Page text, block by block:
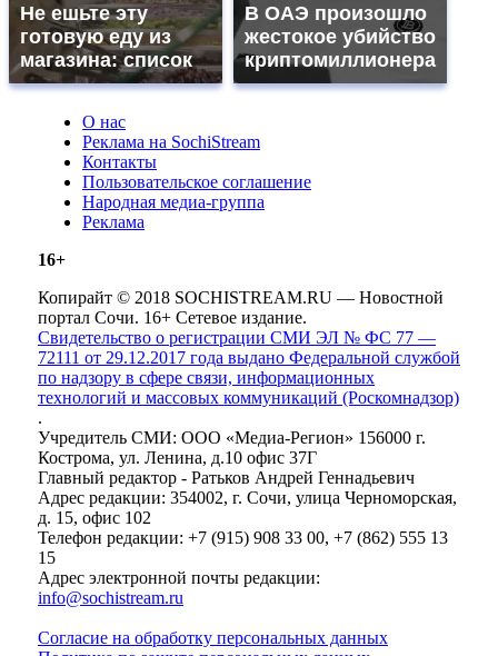
Не ешьте эту
готовую еду из
магазина: список
В ОАЭ произошло
жестокое убийство
криптомиллионера
О нас
Реклама на SochiStream
Контакты
Пользовательское соглашение
Народная медиа-группа
Реклама
16+
Копирайт © 2018 SOCHISTREAM.RU — Новостной
портал Сочи. 16+ Сетевое издание.
Свидетельство о регистрации СМИ ЭЛ № ФС 77 —
72111 от 29.12.2017 года выдано Федеральной службой
по надзору в сфере связи, информационных
технологий и массовых коммуникаций (Роскомнадзор)
.
Учредитель СМИ: ООО «Медиа-Регион» 156000 г.
Кострома, ул. Ленина, д.10 офис 37Г
Главный редактор - Ратьков Андрей Геннадьевич
Адрес редакции: 354002, г. Сочи, улица Черноморская,
д. 15, офис 102
Телефон редакции: +7 (915) 908 33 00, +7 (862) 555 13
15
Адрес электронной почты редакции:
info@sochistream.ru
Согласие на обработку персональных данных